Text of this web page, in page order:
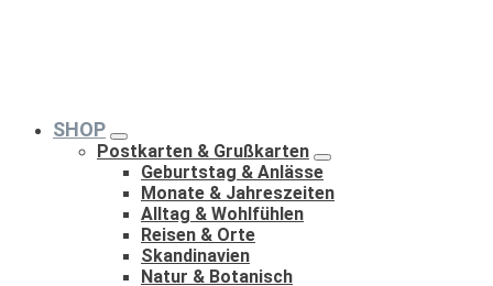
SHOP
Postkarten & Grußkarten
Geburtstag & Anlässe
Monate & Jahreszeiten
Alltag & Wohlfühlen
Reisen & Orte
Skandinavien
Natur & Botanisch